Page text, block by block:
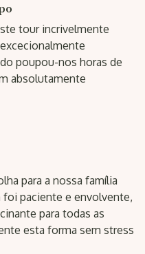
tour incrivelmente
poupou-nos horas de
absolutamente
para a nossa família
foi paciente e envolvente,
para todas as
esta forma sem stress